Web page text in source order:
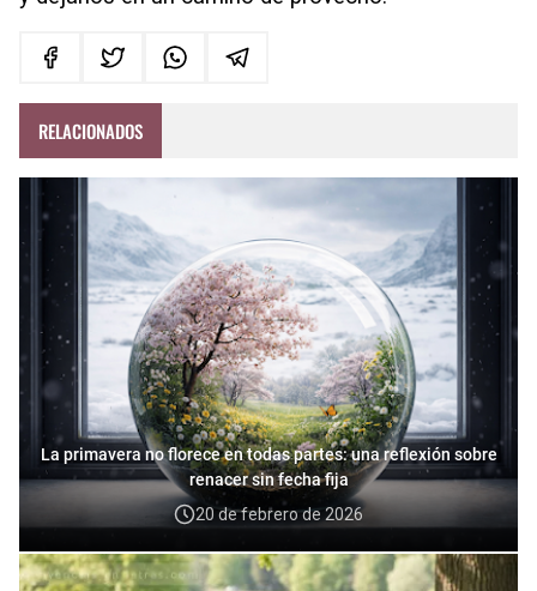
RELACIONADOS
La primavera no florece en todas partes: una reflexión sobre
renacer sin fecha fija
20 de febrero de 2026